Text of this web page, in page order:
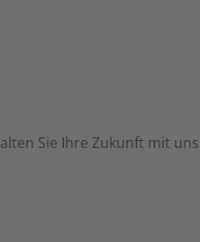
Sie Ihre Zukunft mit